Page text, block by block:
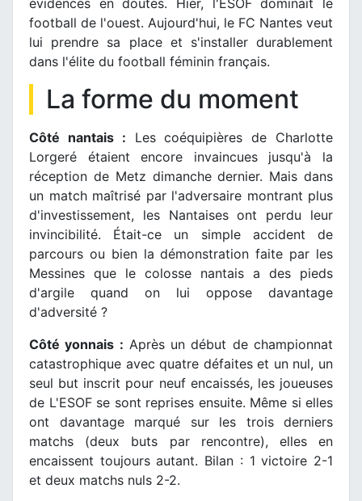
évidences en doutes. Hier, l'ESOF dominait le
football de l'ouest. Aujourd'hui, le FC Nantes veut
lui prendre sa place et s'installer durablement
dans l'élite du football féminin français.
La forme du moment
Côté nantais : Les coéquipières de Charlotte
Lorgeré étaient encore invaincues jusqu'à la
réception de Metz dimanche dernier. Mais dans
un match maîtrisé par l'adversaire montrant plus
d'investissement, les Nantaises ont perdu leur
invincibilité. Était-ce un simple accident de
parcours ou bien la démonstration faite par les
Messines que le colosse nantais a des pieds
d'argile quand on lui oppose davantage
d'adversité ?
Côté yonnais : Après un début de championnat
catastrophique avec quatre défaites et un nul, un
seul but inscrit pour neuf encaissés, les joueuses
de L'ESOF se sont reprises ensuite. Même si elles
ont davantage marqué sur les trois derniers
matchs (deux buts par rencontre), elles en
encaissent toujours autant. Bilan : 1 victoire 2-1
et deux matchs nuls 2-2.